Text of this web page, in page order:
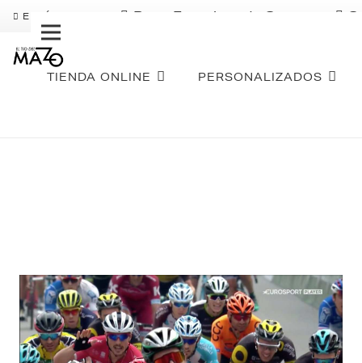
ENVÍO GRATIS Pago Fraccionado Sequra
TIENDA ONLINE PERSONALIZADOS